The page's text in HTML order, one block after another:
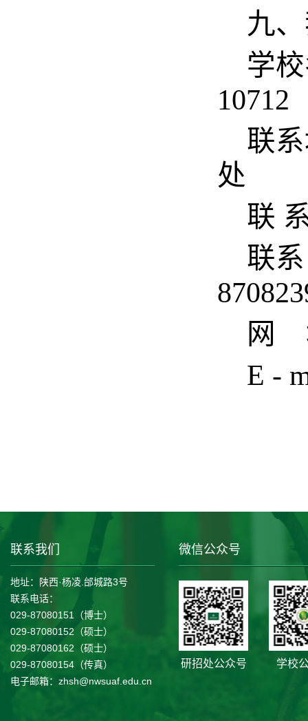
九
学
10712
联
处
联
联
网
E -
联系我们
地址：陕西·杨凌.邰城路3号
联系电话：
029-87080151（博士）
029-87080152（硕士）
029-87080162（硕士）
029-87080154（传真）
电子邮箱：zhsh@nwsuaf.edu.cn
微信公众号
研招处公众号 学校